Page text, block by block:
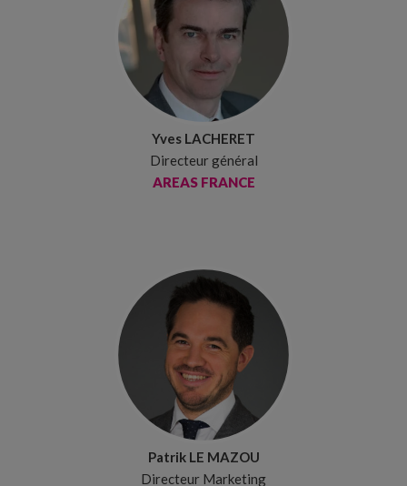
Yves LACHERET
Directeur général
AREAS FRANCE
Patrik LE MAZOU
Directeur Marketing